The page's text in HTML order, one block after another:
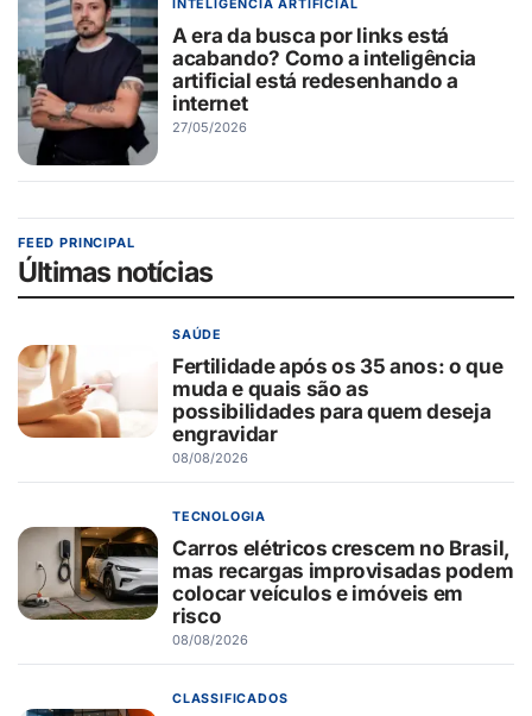
INTELIGÊNCIA ARTIFICIAL
A era da busca por links está
acabando? Como a inteligência
artificial está redesenhando a
internet
27/05/2026
FEED PRINCIPAL
Últimas notícias
SAÚDE
Fertilidade após os 35 anos: o que
muda e quais são as
possibilidades para quem deseja
engravidar
08/08/2026
TECNOLOGIA
Carros elétricos crescem no Brasil,
mas recargas improvisadas podem
colocar veículos e imóveis em
risco
08/08/2026
CLASSIFICADOS